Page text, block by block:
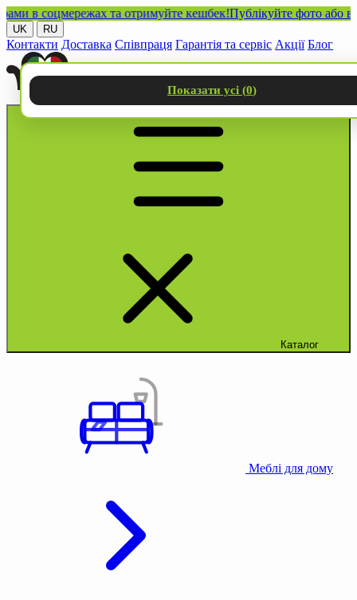
соцмережах та отримуйте кешбек!Публікуйте фото або відео
UK RU
Контакти Доставка Співпраця Гарантія та сервіс Акції Блог
Каталог
Меблі для дому
Показати усі (0)